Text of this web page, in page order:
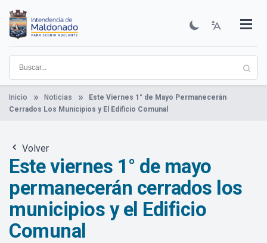
contenido
principal
Institucional
Municipios
Descubre Maldonado
Comunicación
Servicios
Guía De Trámites
Ver Noticias
Inicio Noticias
Este Viernes 1° de Mayo Permanecerán
Cerrados Los Municipios y El Edificio Comunal
Volver
Este viernes 1° de mayo
permanecerán cerrados los
municipios y el Edificio
Comunal